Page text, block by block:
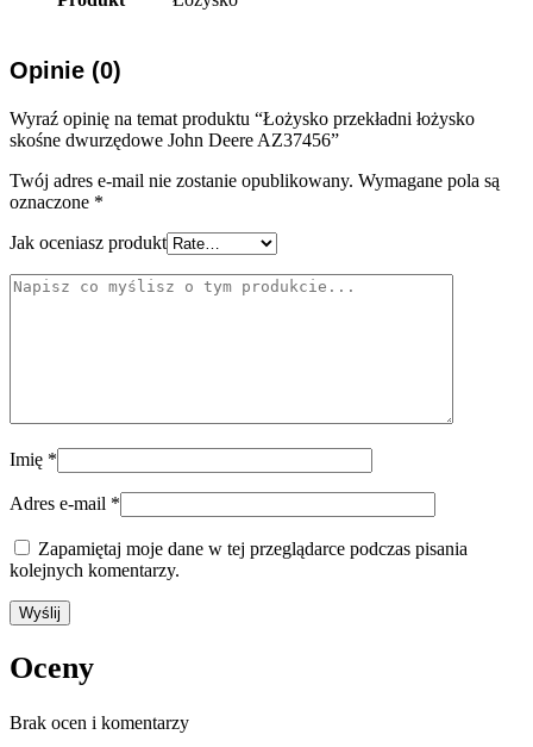
Opinie (0)
Wyraź opinię na temat produktu “Łożysko przekładni łożysko
skośne dwurzędowe John Deere AZ37456”
Twój adres e-mail nie zostanie opublikowany. Wymagane pola są
oznaczone *
Jak oceniasz produkt
Imię *
Adres e-mail *
Zapamiętaj moje dane w tej przeglądarce podczas pisania
kolejnych komentarzy.
Oceny
Brak ocen i komentarzy